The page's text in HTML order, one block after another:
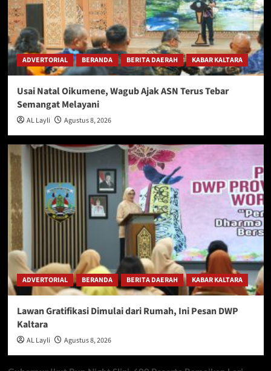
ADVERTORIAL BERANDA BERITA DAERAH KABAR KALTARA
Usai Natal Oikumene, Wagub Ajak ASN Terus Tebar
Semangat Melayani
AL Layli Agustus 8, 2026
ADVERTORIAL BERANDA BERITA DAERAH KABAR KALTARA
Lawan Gratifikasi Dimulai dari Rumah, Ini Pesan DWP
Kaltara
AL Layli Agustus 8, 2026